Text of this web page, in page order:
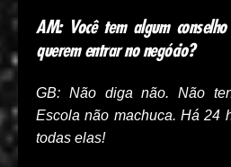
AM: Você tem algum
querem entrar no negócio?
GB: Não diga não. Não
Escola não machuca. Há 24
todas elas!